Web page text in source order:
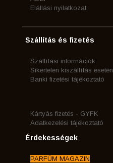
Elállási nyilatkozat
Szállítás és fizetés
Szállítási információk
Sikertelen kiszállítás esetén
Banki fizetési tájékoztató
Kártyás fizetés - GYFK
Adatkezelési tájékoztató
Érdekességek
PARFÜM MAGAZIN